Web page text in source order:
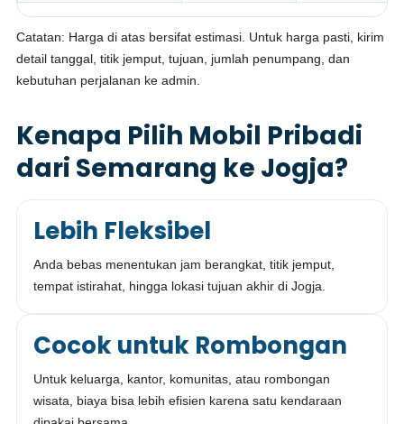
Catatan: Harga di atas bersifat estimasi. Untuk harga pasti, kirim
detail tanggal, titik jemput, tujuan, jumlah penumpang, dan
kebutuhan perjalanan ke admin.
Kenapa Pilih Mobil Pribadi
dari Semarang ke Jogja?
Lebih Fleksibel
Anda bebas menentukan jam berangkat, titik jemput,
tempat istirahat, hingga lokasi tujuan akhir di Jogja.
Cocok untuk Rombongan
Untuk keluarga, kantor, komunitas, atau rombongan
wisata, biaya bisa lebih efisien karena satu kendaraan